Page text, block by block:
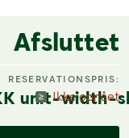
Afsluttet
unit-width-
RESERVATIONSPRIS:
Ikke opnået